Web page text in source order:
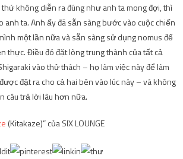
không diễn ra đúng như anh ta mong đợi, thì
anh ta. Anh ấy đã sẵn sàng bước vào cuộc chiến
một lần nữa và sẵn sàng sử dụng nomus để
thực. Điều đó đặt lòng trung thành của tất cả
vào thử thách – họ làm việc này để làm
đặt ra cho cả hai bên vào lúc này – và không
câu trả lời lâu hơn nữa.
(Kitakaze)” của SIX LOUNGE